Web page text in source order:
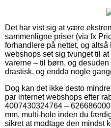
Det har vist sig at være
sammenligne priser (via fx
forhandlere på nettet, og
webshops set sig tvunget til
varerne – til børn, og
drastisk, og endda nogle
Dog kan det ikke desto
par internet webshops efter
4007430324764 –
mm, multi-hole inden du
sikret at modtage den mindst